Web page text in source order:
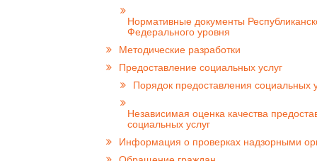
Нормативные документы
Федерального уровня
Методические разработки
Предоставление социальных услуг
Порядок предоставления социальных
Независимая оценка качества
социальных услуг
Информация о проверках надзорными